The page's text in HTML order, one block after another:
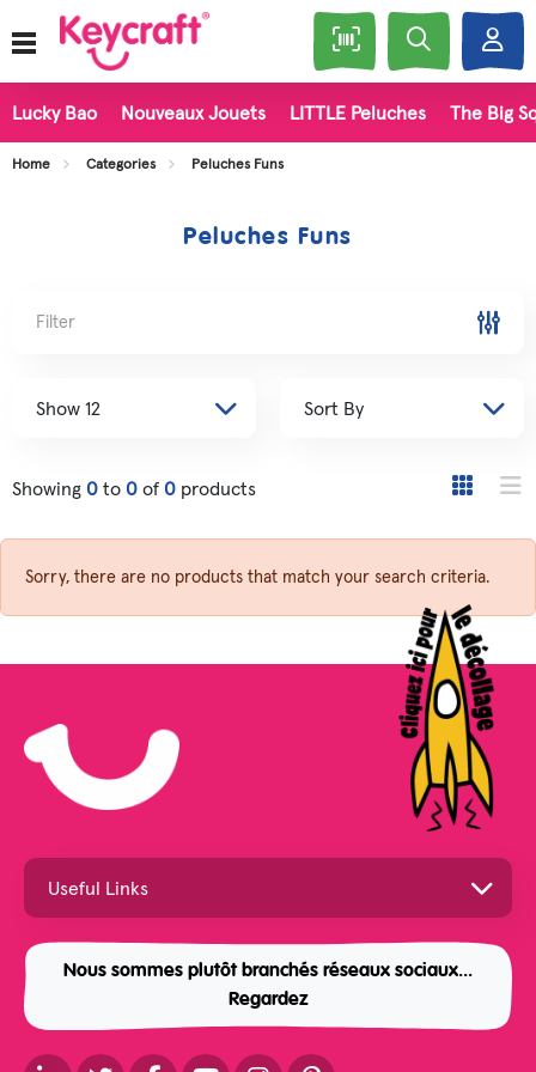
Lucky Bao Nouveaux Jouets LITTLE Peluches The Big
Home Categories Peluches Funs
Peluches Funs
Filter
Showing 0 to 0 of 0 products
Sorry, there are no products that match your search criteria.
Nous sommes plutôt branchés réseaux sociaux...
Regardez